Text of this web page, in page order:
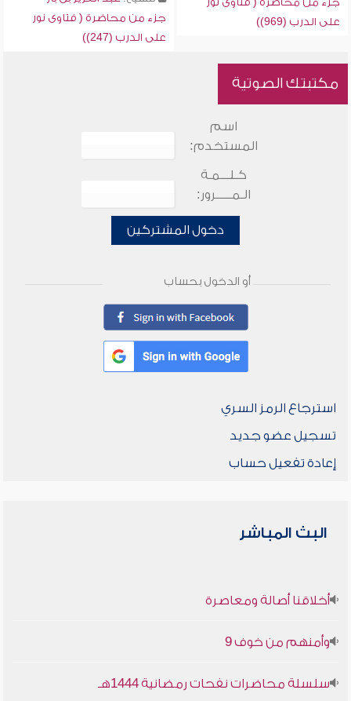
على الدرب (969))
جزء من محاضرة ( فتاوى نور
على الدرب (247))
مكتبتك الصوتية
اسم
المستخدم:
كـلـــمـة
الـمـــــرور:
دخول المشتركين
أو الدخول بحساب
استرجاع الرمز السري
تسجيل عضو جديد
إعادة تفعيل حساب
البث المباشر
أخلاقنا أصالة ومعاصرة
وأمنهم من خوف 9
سلسلة محاضرات نفحات رمضانية 1444هـ